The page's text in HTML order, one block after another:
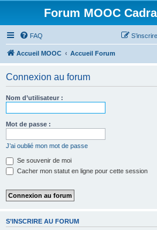
Forum MOOC
FAQ
Accueil MOOC Accueil Forum
Connexion au forum
Nom d’utilisateur :
Mot de passe :
J’ai oublié mon mot de passe
Se souvenir de moi
Cacher mon statut en ligne pour cette session
S’INSCRIRE AU FORUM